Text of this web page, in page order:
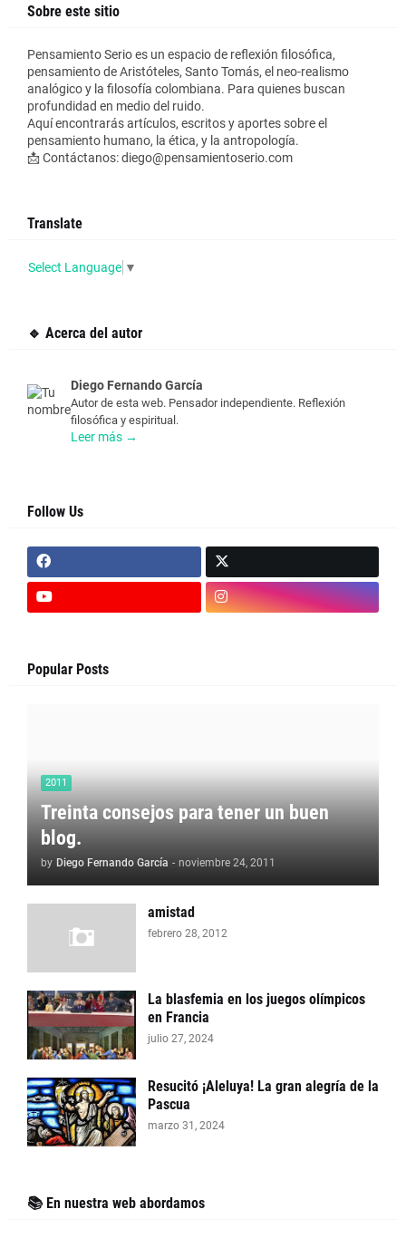
Sobre este sitio
Pensamiento Serio es un espacio de reflexión filosófica,
pensamiento de Aristóteles, Santo Tomás, el neo-realismo
analógico y la filosofía colombiana. Para quienes buscan
profundidad en medio del ruido.
Aquí encontrarás artículos, escritos y aportes sobre el
pensamiento humano, la ética, y la antropología.
📩 Contáctanos: diego@pensamientoserio.com
Translate
Select Language ▼
🔹 Acerca del autor
Diego Fernando García
Autor de esta web. Pensador independiente. Reflexión
filosófica y espiritual.
Leer más →
Follow Us
Popular Posts
2011
Treinta consejos para tener un buen
blog.
by Diego Fernando García - noviembre 24, 2011
amistad
febrero 28, 2012
La blasfemia en los juegos olímpicos
en Francia
julio 27, 2024
Resucitó ¡Aleluya! La gran alegría de la
Pascua
marzo 31, 2024
📚 En nuestra web abordamos